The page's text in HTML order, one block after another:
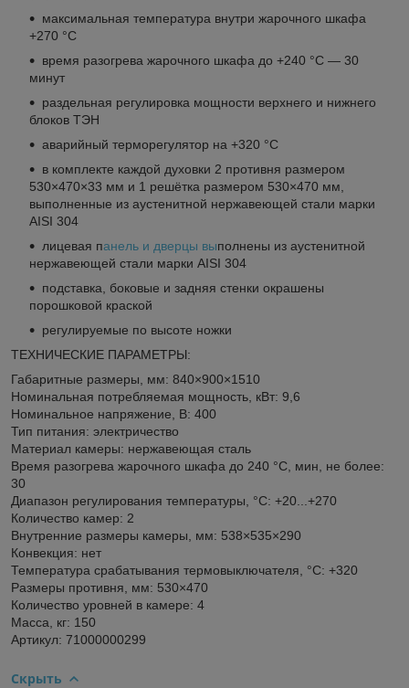
максимальная температура внутри жарочного шкафа
+270 °C
время разогрева жарочного шкафа до +240 °C — 30
минут
раздельная регулировка мощности верхнего и нижнего
блоков ТЭН
аварийный терморегулятор на +320 °C
в комплекте каждой духовки 2 противня размером
530×470×33 мм и 1 решётка размером 530×470 мм,
выполненные из аустенитной нержавеющей стали марки
AISI 304
лицевая панель и дверцы выполнены из аустенитной
нержавеющей стали марки AISI 304
подставка, боковые и задняя стенки окрашены
порошковой краской
регулируемые по высоте ножки
ТЕХНИЧЕСКИЕ ПАРАМЕТРЫ:
Габаритные размеры, мм: 840×900×1510
Номинальная потребляемая мощность, кВт: 9,6
Номинальное напряжение, В: 400
Тип питания: электричество
Материал камеры: нержавеющая сталь
Время разогрева жарочного шкафа до 240 °C, мин, не более:
30
Диапазон регулирования температуры, °C: +20...+270
Количество камер: 2
Внутренние размеры камеры, мм: 538×535×290
Конвекция: нет
Температура срабатывания термовыключателя, °C: +320
Размеры противня, мм: 530×470
Количество уровней в камере: 4
Масса, кг: 150
Артикул: 71000000299
Скрыть